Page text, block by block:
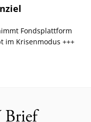
Fondsplattform
im Krisenmodus +++